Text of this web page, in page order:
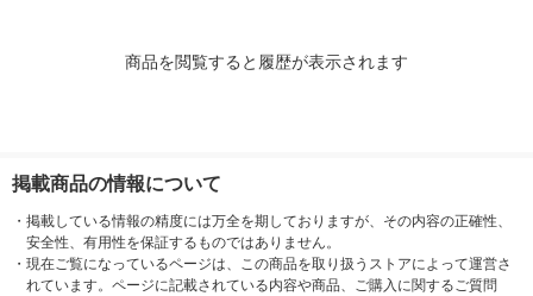
商品を閲覧すると履歴が表示されます
掲載商品の情報について
・ 掲載している情報の精度には万全を期しておりますが、その内容の正確性、
安全性、有用性を保証するものではありません。
・ 現在ご覧になっているページは、この商品を取り扱うストアによって運営さ
れています。ページに記載されている内容や商品、ご購入に関するご質問